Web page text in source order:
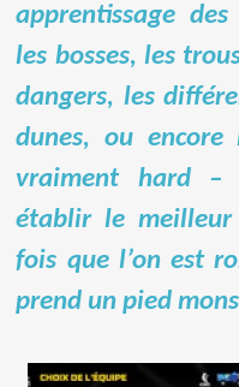
apprentissage
les bosses, les
dangers, les
dunes, ou encore
vraiment hard –
établir le
fois que l’on est
prend un pied